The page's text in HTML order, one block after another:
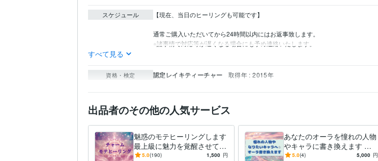
スケジュール 【現在、当日のヒーリングも可能です】
通常ご購入いただいてから24時間以内にはお返事致します。
※諸事情で対応等が遅くなる場合にも予め連絡いたします。
すべて見る
資格・検定 認定レイキティーチャー 取得年 : 2015年
出品者のその他の人気サービス
魅惑のモテヒーリングします
最上級に魅力を覚醒させて多
くの人から愛されるあなた
5.0(190) 1,500 円
あなたのオーラを憧れの人物
やキャラに書き換えます 憧
れの芸能人や好きなキャラの
5.0(4) 5,000 円